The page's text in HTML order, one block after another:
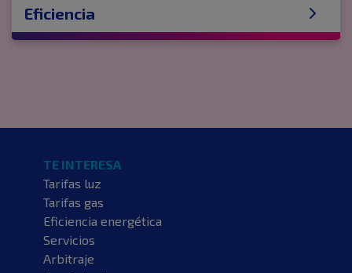
Eficiencia
TE INTERESA
Tarifas luz
Tarifas gas
Eficiencia energética
Servicios
Arbitraje